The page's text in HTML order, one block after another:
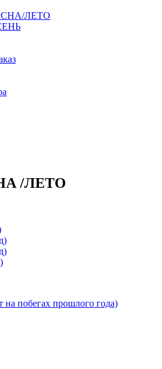
ЛЕТО
/ЛЕТО
на побегах прошлого года)